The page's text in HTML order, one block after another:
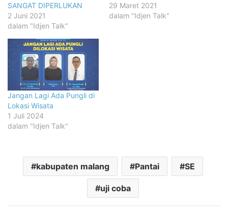
SANGAT DIPERLUKAN
2 Juni 2021
dalam "Idjen Talk"
29 Maret 2021
dalam "Idjen Talk"
Jangan Lagi Ada Pungli di
Lokasi Wisata
1 Juli 2024
dalam "Idjen Talk"
kabupaten malang Pantai SE
uji coba